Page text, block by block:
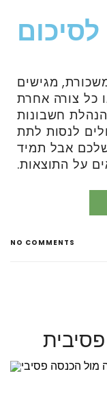
לסיכום
מגישים
כל צורה אחרת
חשבונות
לנסות לתת
אבל תמיד
על התוצאות.
NO COMMENTS